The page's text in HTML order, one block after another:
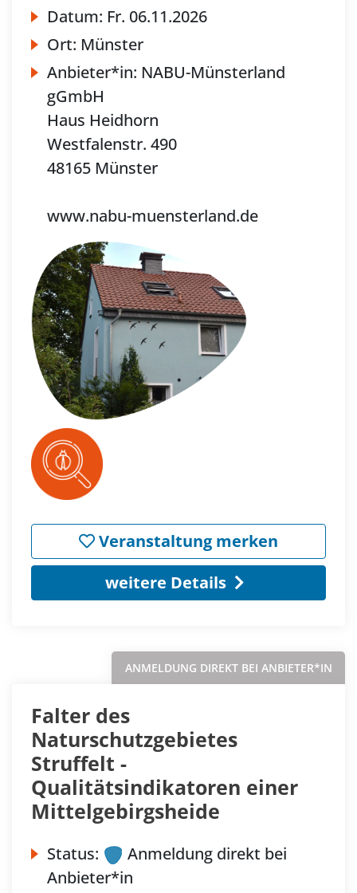
Datum: Fr. 06.11.2026
Ort: Münster
Anbieter*in: NABU-Münsterland
gGmbH
Haus Heidhorn
Westfalenstr. 490
48165 Münster
www.nabu-muensterland.de
Veranstaltung merken
weitere Details
ANMELDUNG DIREKT BEI ANBIETER*IN
Falter des
Naturschutzgebietes
Struffelt -
Qualitätsindikatoren einer
Mittelgebirgsheide
Status:
Anmeldung direkt bei
Anbieter*in